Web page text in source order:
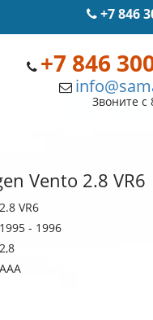
+7 846
+7 846
Звоните с
Vento 2.8 VR6
2.8 VR6
1995 - 1996
2,8
AAA